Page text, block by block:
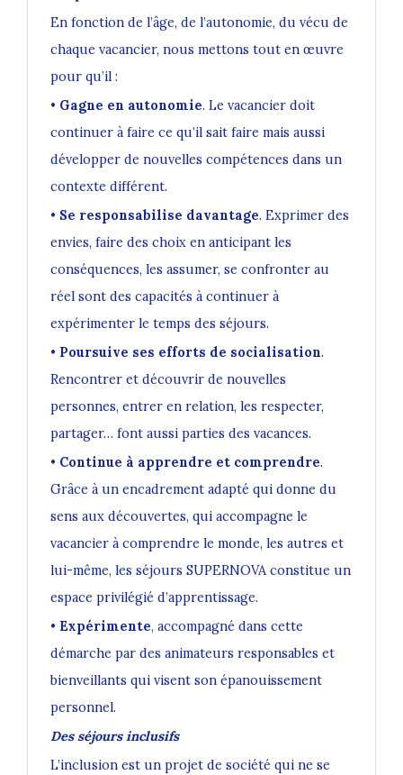
En fonction de l’âge, de l’autonomie, du vécu de
chaque vacancier, nous mettons tout en œuvre
pour qu’il :
• Gagne en autonomie. Le vacancier doit
continuer à faire ce qu’il sait faire mais aussi
développer de nouvelles compétences dans un
contexte différent.
• Se responsabilise davantage. Exprimer des
envies, faire des choix en anticipant les
conséquences, les assumer, se confronter au
réel sont des capacités à continuer à
expérimenter le temps des séjours.
• Poursuive ses efforts de socialisation.
Rencontrer et découvrir de nouvelles
personnes, entrer en relation, les respecter,
partager… font aussi parties des vacances.
• Continue à apprendre et comprendre.
Grâce à un encadrement adapté qui donne du
sens aux découvertes, qui accompagne le
vacancier à comprendre le monde, les autres et
lui-même, les séjours SUPERNOVA constitue un
espace privilégié d’apprentissage.
• Expérimente, accompagné dans cette
démarche par des animateurs responsables et
bienveillants qui visent son épanouissement
personnel.
Des séjours inclusifs
L’inclusion est un projet de société qui ne se